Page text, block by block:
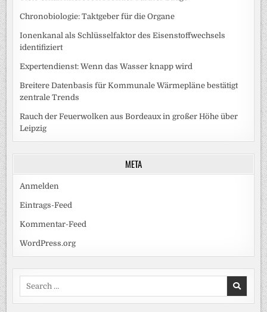
Chronobiologie: Taktgeber für die Organe
Ionenkanal als Schlüsselfaktor des Eisenstoffwechsels
identifiziert
Expertendienst: Wenn das Wasser knapp wird
Breitere Datenbasis für Kommunale Wärmepläne bestätigt
zentrale Trends
Rauch der Feuerwolken aus Bordeaux in großer Höhe über
Leipzig
META
Anmelden
Eintrags-Feed
Kommentar-Feed
WordPress.org